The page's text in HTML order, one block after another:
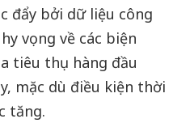
đẩy bởi dữ liệu công
vọng về các biện
tiêu thụ hàng đầu
mặc dù điều kiện thời
tăng.